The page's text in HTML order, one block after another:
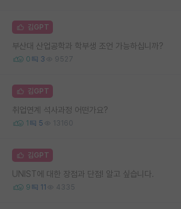
김GPT
부산대 산업공학과 학부생 조언 가능하십니까?
0 3 9527
김GPT
취업연계 석사과정 어떤가요?
1 5 13160
김GPT
UNIST에 대한 장점과 단점! 알고 싶습니다.
9 11 4335